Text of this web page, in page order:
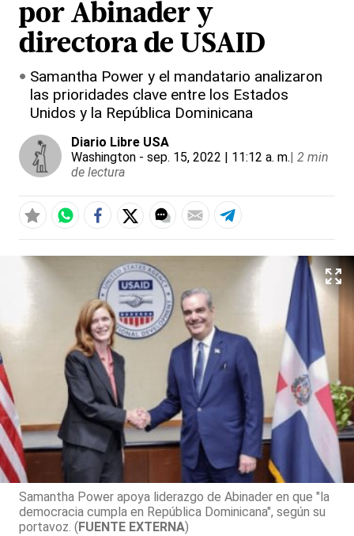
por Abinader y
directora de USAID
Samantha Power y el mandatario analizaron
las prioridades clave entre los Estados
Unidos y la República Dominicana
Diario Libre USA
Washington - sep. 15, 2022 | 11:12 a. m.| 2 min
de lectura
Samantha Power apoya liderazgo de Abinader en que "la
democracia cumpla en República Dominicana", según su
portavoz. (FUENTE EXTERNA)